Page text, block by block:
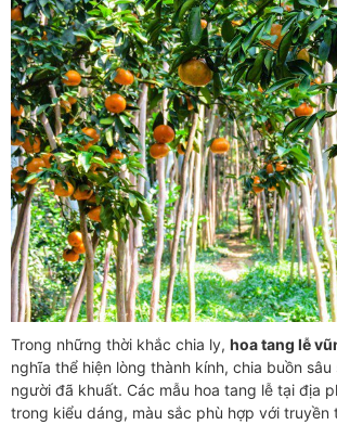
Trong những thời khắc chia ly, hoa tang lễ
nghĩa thể hiện lòng thành kính, chia buồn
người đã khuất. Các mẫu hoa tang lễ tại địa
trong kiểu dáng, màu sắc phù hợp với truyền